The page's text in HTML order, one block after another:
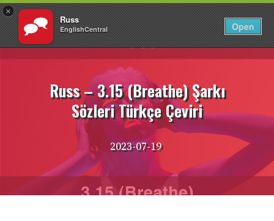
×
Russ
EnglishCentral Open
Giriş Yap TR
İçeriğe
atla
Russ – 3.15 (Breathe) Şarkı
Sözleri Türkçe Çeviri
2023-07-19